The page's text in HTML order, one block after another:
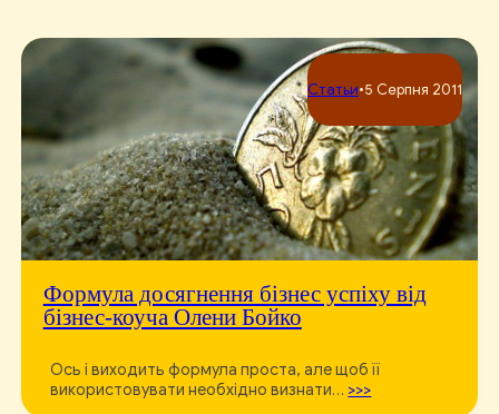
Статьи•5 Серпня 2011
Формула досягнення бізнес успіху від
бізнес-коуча Олени Бойко
Ось і виходить формула проста, але щоб її
використовувати необхідно визнати… >>>